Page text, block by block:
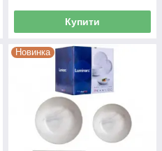
Купити
Новинка